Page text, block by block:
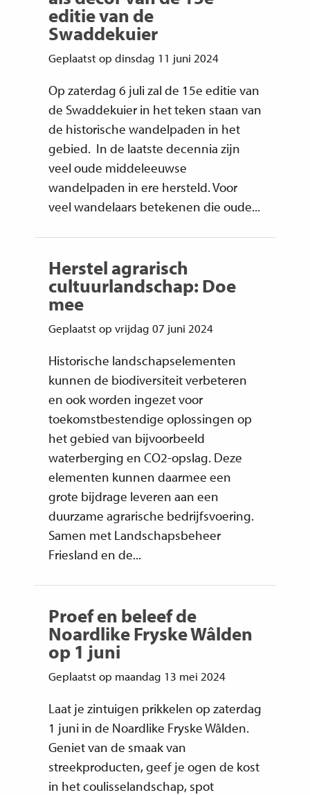
editie van de
Swaddekuier
Geplaatst op dinsdag 11 juni 2024
Op zaterdag 6 juli zal de 15e editie van
de Swaddekuier in het teken staan van
de historische wandelpaden in het
gebied. In de laatste decennia zijn
veel oude middeleeuwse
wandelpaden in ere hersteld. Voor
veel wandelaars betekenen die oude...
Herstel agrarisch
cultuurlandschap: Doe
mee
Geplaatst op vrijdag 07 juni 2024
Historische landschapselementen
kunnen de biodiversiteit verbeteren
en ook worden ingezet voor
toekomstbestendige oplossingen op
het gebied van bijvoorbeeld
waterberging en CO2-opslag. Deze
elementen kunnen daarmee een
grote bijdrage leveren aan een
duurzame agrarische bedrijfsvoering.
Samen met Landschapsbeheer
Friesland en de...
Proef en beleef de
Noardlike Fryske Wâlden
op 1 juni
Geplaatst op maandag 13 mei 2024
Laat je zintuigen prikkelen op zaterdag
1 juni in de Noardlike Fryske Wâlden.
Geniet van de smaak van
streekproducten, geef je ogen de kost
in het coulisselandschap, spot